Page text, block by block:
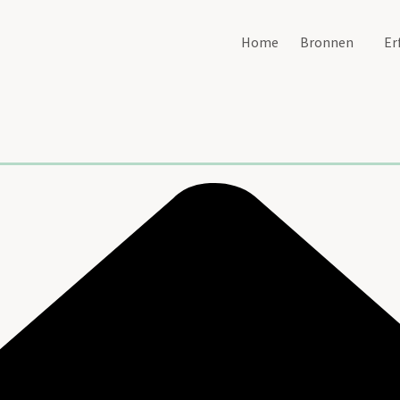
Home Bronnen